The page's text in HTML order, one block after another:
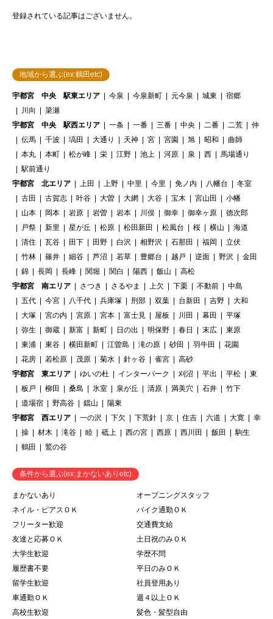
登録されている記事はございません。
地域から選ぶ(ex:鶴田etc)
宇都宮 中央 駅東エリア 今泉 今泉新町 元今泉 城東
宿郷
川向
簗瀬
宇都宮 中央 駅西エリア
一条 一番 三番 中央 二番 二荒
仲
伝馬
千波 塙田 大通り 天神 宮 宮園 旭 昭和
曲師
本丸
本町 松が峰 栄 江野 池上 河原 泉 西
馬場通り
駅前通り
宇都宮 北エリア
上田 上野 中里 今里 免ノ内 八幡台
冬室
古田
古賀志 叶谷 大曽 大網 大谷 宝木 宮山田
小幡
山本
岡本 岩原 岩曽 岩本 川俣 御幸 御幸ヶ原
徳次郎
戸祭
新里 星が丘 松原 松田新田 松風台 桜 横山
海道
清住
瓦谷 田下 田野 白沢 相野沢 石那田 福岡
立伏
竹林
篠井 細谷 芦沼 若草 豊郷台 越戸 逆面 野沢
金田
錦
長岡 長峰 関堀 関白 陽西 飯山
高松
宇都宮 南エリア
さつき さるやま 上欠 下栗 不動前
中島
五代
今宮 八千代 兵庫塚 刑部 双葉 台新田 吉野
大和
大塚
宮の内 宮原 宮本 富士見 屋板 川田 幕田
平塚
弥生
御蔵 新富 新町 日の出 明保野 春日 末広
東原
東浦
東谷 横田新町 江曽島 滝の原 砂田 羽牛田
花園
花房
若松原 茂原 菊水 針ヶ谷 雀宮
高砂
宇都宮 東エリア
ゆいの杜 インターパーク 刈沼 平出 平松
東
板戸
柳田 桑島 氷室 泉が丘 清原 満美穴 石井
竹下
道場宿
野高谷 鐺山
陽東
宇都宮 西エリア
一の沢 下欠 下荒針 京 住吉 六道 大寛
幸
操
材木 滝谷 睦 砥上 西の宮 西原 西川田 飯田
駒生
鶴田
鷲の谷
条件から選ぶ(ex:まかないありetc)
まかないあり
オープニングスタッフ
ネイル・ピアスＯＫ
バイク通勤ＯＫ
フリーター歓迎
交通費支給
友達と応募ＯＫ
土日祝のみＯＫ
大学生歓迎
学歴不問
履歴書不要
平日のみＯＫ
留学生歓迎
社員登用あり
車通勤ＯＫ
週４以上ＯＫ
高校生歓迎
髪色・髪型自由